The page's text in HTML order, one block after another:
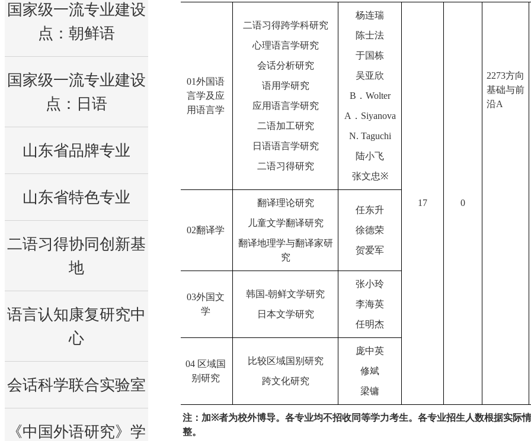
国家级一流专业建设
点：朝鲜语
国家级一流专业建设
点：日语
山东省品牌专业
山东省特色专业
二语习得协同创新基
地
语言认知康复研究中
心
会话科学联合实验室
《中国外语研究》学
01外国语
言学及应
用语言学
二语习得跨学科研究
心理语言学研究
会话分析研究
语用学研究
应用语言学研究
二语加工研究
日语语言学研究
二语习得研究
杨连瑞
陈士法
于国栋
吴亚欣
B ． Wolter
A ． Siyanova
N. Taguchi
陆小飞
张文忠※
17 0
2273方向
基础与前
沿A
02翻译学
翻译理论研究
儿童文学翻译研究
翻译地理学与翻译家研
究
任东升
徐德荣
贺爱军
03外国文
学
韩国-朝鲜文学研究
日本文学研究
张小玲
李海英
任明杰
04 区域国
别研究
比较区域国别研究
跨文化研究
庞中英
修斌
梁镛
注：加※者为校外博导。各专业均不招收同等学力考生。 各专业招生人数根据实际
整。